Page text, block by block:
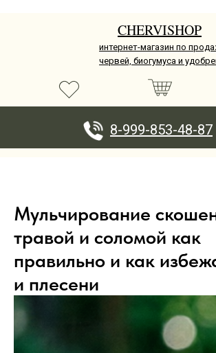
CHERVISHOP
интернет-магазин по
червей, биогумуса и
8-999-853-48-87
Мульчирование
травой и соломой как
правильно и как
и плесени